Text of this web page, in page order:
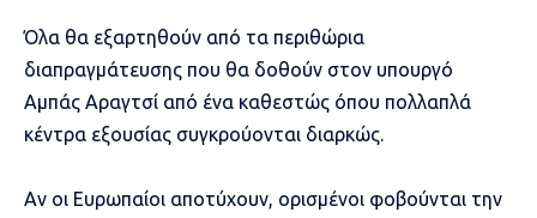
Όλα θα εξαρτηθούν από τα περιθώρια
διαπραγμάτευσης που θα δοθούν στον υπουργό
Αμπάς Αραγτσί από ένα καθεστώς όπου πολλαπλά
κέντρα εξουσίας συγκρούονται διαρκώς.
Αν οι Ευρωπαίοι αποτύχουν, ορισμένοι φοβούνται την